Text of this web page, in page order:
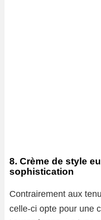
8. Crème de style
sophistication
Contrairement aux
celle-ci opte pour une